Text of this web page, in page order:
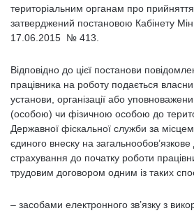
територіальним органам про
затверджений постановою Кабінету
17.06.2015 № 413.
Відповідно до цієї постанови
працівника на роботу подається
установи, організації або
(особою) чи фізичною особою до
Державної фіскальної служби за місцем
єдиного внеску на
страхування до початку роботи
трудовим договором одним із таких
– засобами електронного зв’язку з